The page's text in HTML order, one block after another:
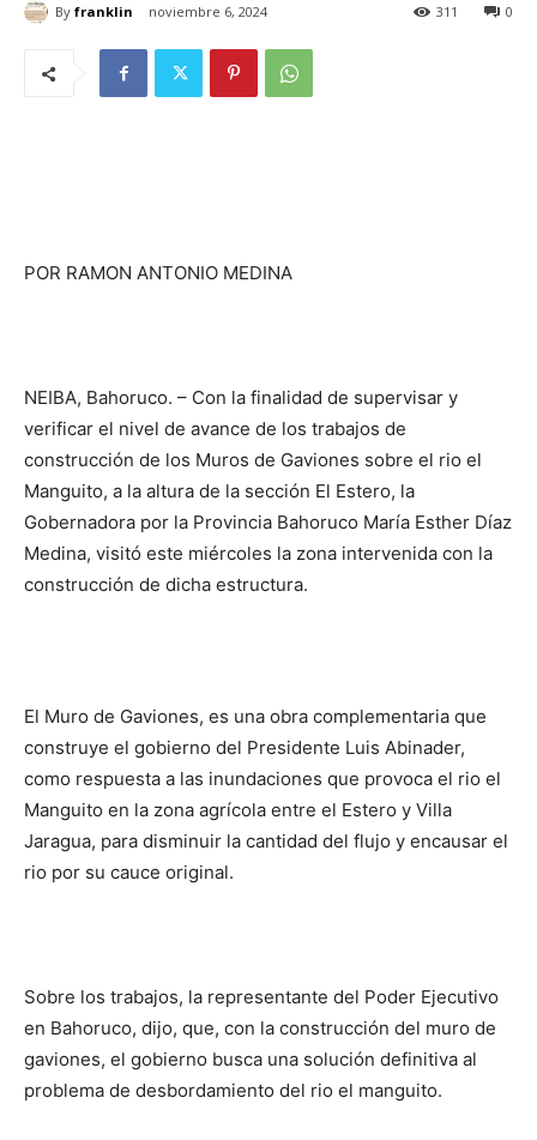
By franklin noviembre 6, 2024 0
311
POR RAMON ANTONIO MEDINA
NEIBA, Bahoruco. – Con la finalidad de supervisar y
verificar el nivel de avance de los trabajos de
construcción de los Muros de Gaviones sobre el rio el
Manguito, a la altura de la sección El Estero, la
Gobernadora por la Provincia Bahoruco María Esther Díaz
Medina, visitó este miércoles la zona intervenida con la
construcción de dicha estructura.
El Muro de Gaviones, es una obra complementaria que
construye el gobierno del Presidente Luis Abinader,
como respuesta a las inundaciones que provoca el rio el
Manguito en la zona agrícola entre el Estero y Villa
Jaragua, para disminuir la cantidad del flujo y encausar el
rio por su cauce original.
Sobre los trabajos, la representante del Poder Ejecutivo
en Bahoruco, dijo, que, con la construcción del muro de
gaviones, el gobierno busca una solución definitiva al
problema de desbordamiento del rio el manguito.